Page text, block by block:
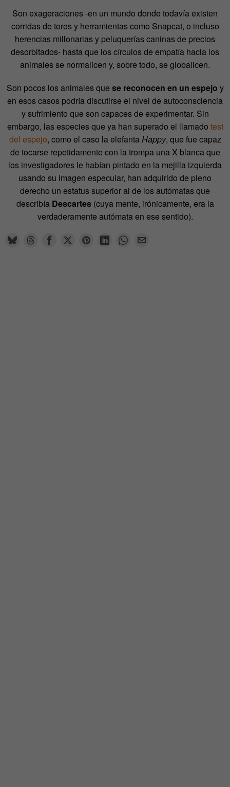
Son exageraciones -en un mundo donde todavía existen
corridas de toros y herramientas como Snapcat, o incluso
herencias millonarias y peluquerías caninas de precios
desorbitados- hasta que los círculos de empatía hacia los
animales se normalicen y, sobre todo, se globalicen.
Son pocos los animales que se reconocen en un espejo y
en esos casos podría discutirse el nivel de autoconsciencia
y sufrimiento que son capaces de experimentar. Sin
embargo, las especies que ya han superado el llamado test
del espejo, como el caso la elefantaHappy, que fue capaz
de tocarse repetidamente con la trompa una X blanca que
los investigadores le habían pintado en la mejilla izquierda
usando su imagen especular, han adquirido de pleno
derecho un estatus superior al de los autómatas que
describía Descartes(cuya mente, irónicamente, era la
verdaderamente autómata en ese sentido).